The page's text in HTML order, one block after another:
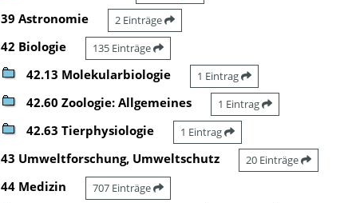
39 Astronomie 2 Einträge
42 Biologie 135 Einträge
42.13 Molekularbiologie 1 Eintrag
42.60 Zoologie: Allgemeines 1 Eintrag
42.63 Tierphysiologie 1 Eintrag
43 Umweltforschung, Umweltschutz 20 Einträge
44 Medizin 707 Einträge